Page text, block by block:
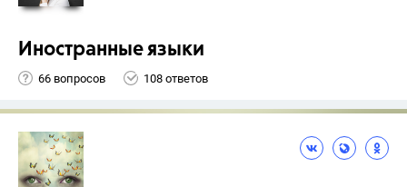
Иностранные языки
66 вопросов 108 ответов